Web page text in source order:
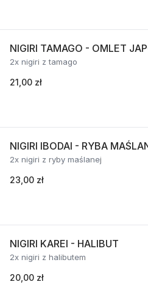
NIGIRI TAMAGO - OMLET
2x nigiri z tamago
21,00 zł
NIGIRI IBODAI - RYBA
2x nigiri z ryby maślanej
23,00 zł
NIGIRI KAREI - HALIBUT
2x nigiri z halibutem
20,00 zł